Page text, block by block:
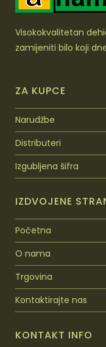
Visokokvalitetan
zamijeniti bilo koji
ZA KUPCE
Narudžbe
Distributeri
Izgubljena šifra
IZDVOJENE
Početna
O nama
Trgovina
Kontaktirajte nas
KONTAKT INFO